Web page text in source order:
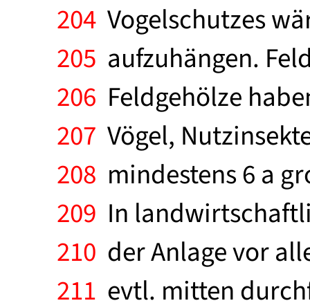
204 Vogelschutzes
205 aufzuhängen.
206 Feldgehölze
207 Vögel,
208 mindestens 6 a
209 In
210 der Anlage vor
211 evtl. mitten